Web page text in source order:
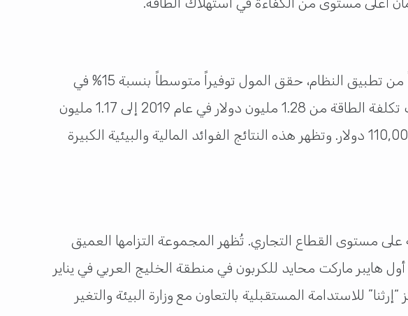
أسفرت جهود لولو مول الخور في تحسين كفاءة الطاقة عن نتائج رائعة. على مدار 18 شهراً من تطبيق النظام، حقق المول توفيراً متوسطاً بنسبة 15% في
استهلاك طاقة HVAC. هذا التوفير ساهم في تقليص التكاليف بشكل كبير، حيث انخفضت تكلفة الطاقة من 1.28 مليون دولار في عام 2019 إلى 1.17 مليون
دولار في الفترة من أغسطس 2023 إلى يوليو 2024، مما أدى إلى تحقيق وفورات قدرها 110,000 دولار. وتظهر هذه النتائج الفوائد المالية والبيئية الكبيرة
على مستوى القطاع التجاري. تُظهر المجموعة التزامها العميق
هايبر ماركت محايد للكربون في منطقة الخليج العربي في يناير
أسبوع الاستدامة في قطر 2024، الذي نظمته مركز “إرثنا” للاستدامة المستقبلية بالتعاون مع وزارة البيئة والتغير